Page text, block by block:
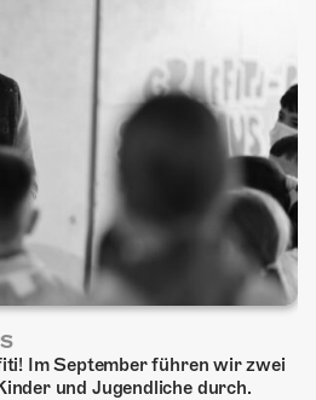
Im September führen wir zwei
und Jugendliche durch.